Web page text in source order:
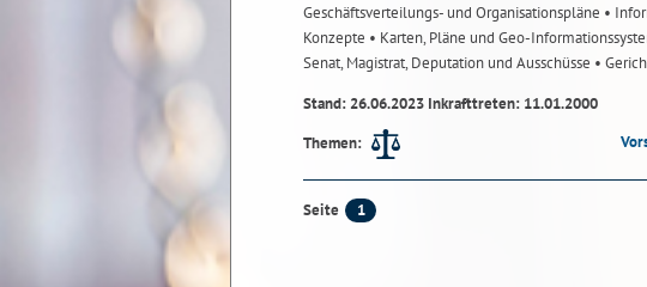
Geschäftsverteilungs- und Organisationspläne •
Konzepte • Karten, Pläne und Geo-
Senat, Magistrat, Deputation und Ausschüsse •
Stand: 26.06.2023 Inkrafttreten: 11.01.2000
Themen:
Seite 1